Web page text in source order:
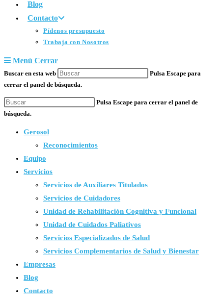
Blog
Contacto
Pídenos presupuesto
Trabaja con Nosotros
Menú Cerrar
Buscar en esta web
Pulsa Escape para
cerrar el panel de búsqueda.
Pulsa Escape para cerrar el panel de
búsqueda.
Gerosol
Reconocimientos
Equipo
Servicios
Servicios de Auxiliares Titulados
Servicios de Cuidadores
Unidad de Rehabilitación Cognitiva y Funcional
Unidad de Cuidados Paliativos
Servicios Especializados de Salud
Servicios Complementarios de Salud y Bienestar
Empresas
Blog
Contacto